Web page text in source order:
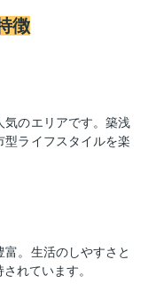
徴
気のエリアです。築浅
型ライフスタイルを楽
。生活のしやすさと
れています。